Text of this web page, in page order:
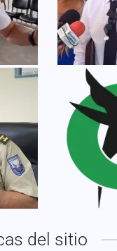
del sitio